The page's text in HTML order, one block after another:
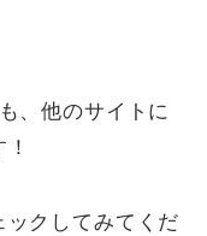
、他のサイトに
クしてみてくだ